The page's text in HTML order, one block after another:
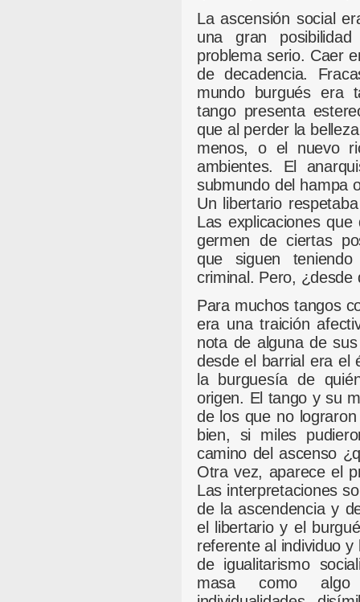
La ascensión social
una gran
problema serio. Caer
de decadencia.
mundo burgués era
tango presenta
que al perder la
menos, o el nuevo
ambientes. El
submundo del hampa
Un libertario
Las explicaciones
germen de ciertas
que siguen
criminal. Pero, ¿desde
Para muchos tangos
era una traición
nota de alguna de
desde el barrial era el
la burguesía de
origen. El tango y su
de los que no
bien, si miles
camino del ascenso
Otra vez, aparece el
Las interpretaciones
de la ascendencia y
el libertario y el
referente al individuo
de igualitarismo
masa como algo